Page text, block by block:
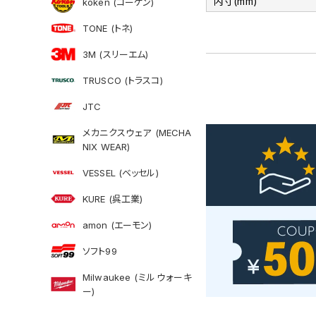
TONE (トネ)
3M (スリーエム)
TRUSCO (トラスコ)
JTC
メカニクスウェア (MECHA
NIX WEAR)
VESSEL (ベッセル)
KURE (呉工業)
amon (エーモン)
ソフト99
Milwaukee (ミルウォーキ
ー)